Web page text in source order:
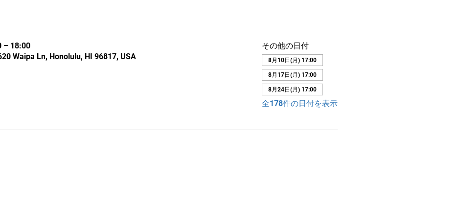
– 18:00
Waipa Ln, Honolulu, HI 96817, USA
その他の日付
8月10日(月) 17:00
8月17日(月) 17:00
8月24日(月) 17:00
全178件の日付を表示